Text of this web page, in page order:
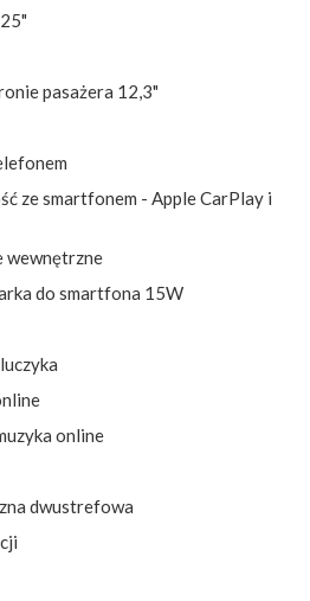
pasażera 12,3"
ze smartfonem - Apple CarPlay i
wewnętrzne
do smartfona 15W
online
dwustrefowa